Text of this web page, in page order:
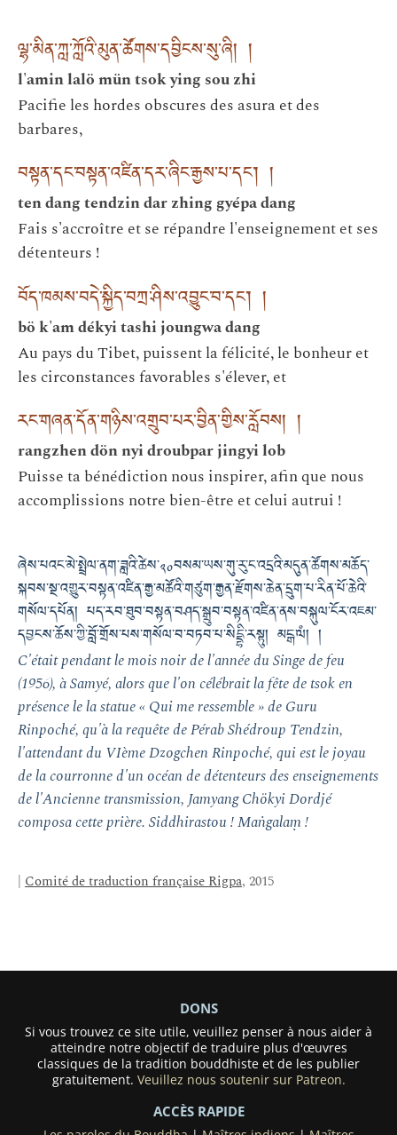
ལྷ་མིན་ཀླ་ཀློའི་མུན་ཚོགས་དབྱིངས་སུ་ཞི། །
l'amin lalö mün tsok ying sou zhi
Pacifie les hordes obscures des asura et des
barbares,
བསྟན་དང་བསྟན་འཛིན་དར་ཞིང་རྒྱས་པ་དང༌། །
ten dang tendzin dar zhing gyépa dang
Fais s'accroître et se répandre l'enseignement et ses
détenteurs !
བོད་ཁམས་བདེ་སྐྱིད་བཀྲ་ཤིས་འབྱུང་བ་དང༌། །
bö k'am dékyi tashi joungwa dang
Au pays du Tibet, puissent la félicité, le bonheur et
les circonstances favorables s'élever, et
རང་གཞན་དོན་གཉིས་འགྲུབ་པར་བྱིན་གྱིས་རློབས། །
rangzhen dön nyi droubpar jingyi lob
Puisse ta bénédiction nous inspirer, afin que nous
accomplissions notre bien-être et celui autrui !
ཞེས་པའང་མེ་སྤྲེལ་ནག་ཟླའི་ཚེས་༢༠བསམ་ཡས་གུ་རུ་ང་འདྲའི་མདུན་ཚོགས་མཆོད་
སྐབས་སྔ་འགྱུར་བསྟན་འཛིན་རྒྱ་མཚོའི་གཙུག་རྒྱན་རྫོགས་ཆེན་དྲུག་པ་རིན་པོ་ཆེའི་
གསོལ་དཔོན། པད་རབ་ཐུབ་བསྟན་བཤད་སྒྲུབ་བསྟན་འཛིན་ནས་བསྐུལ་ངོར་འཇམ་
དབྱངས་ཆོས་ཀྱི་བློ་གྲོས་པས་གསོལ་བ་བཏབ་པ་སིདྡྷི་རསྟུ། མངྒ་ལཾ། །
C'était pendant le mois noir de l'année du Singe de feu
(1956), à Samyé, alors que l'on célébrait la fête de tsok en
présence le la statue « Qui me ressemble » de Guru
Rinpoché, qu'à la requête de Pérab Shédroup Tendzin,
l'attendant du VIème Dzogchen Rinpoché, qui est le joyau
de la courronne d'un océan de détenteurs des enseignements
de l'Ancienne transmission, Jamyang Chökyi Dordjé
composa cette prière. Siddhirastou ! Maṅgalaṃ !
| Comité de traduction française Rigpa, 2015
DONS
Si vous trouvez ce site utile, veuillez penser à nous aider à
atteindre notre objectif de traduire plus d'œuvres
classiques de la tradition bouddhiste et de les publier
gratuitement. Veuillez nous soutenir sur Patreon.
ACCÈS RAPIDE